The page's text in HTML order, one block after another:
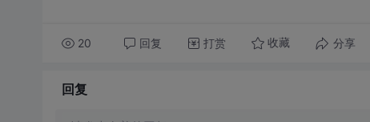
20 回复 打赏 收藏 分享
回复